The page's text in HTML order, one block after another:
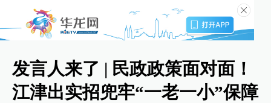
发言人来了 | 民政政策面对面！
江津出实招兜牢“一老一小”保障